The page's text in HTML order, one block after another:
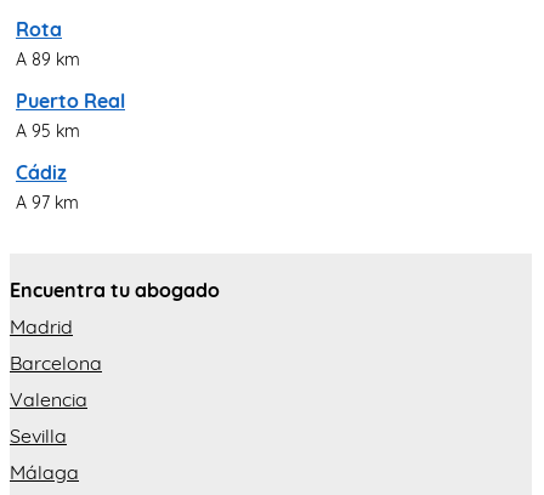
Rota
A 89 km
Puerto Real
A 95 km
Cádiz
A 97 km
Encuentra tu abogado
Madrid
Barcelona
Valencia
Sevilla
Málaga